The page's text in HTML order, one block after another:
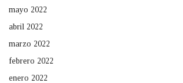
mayo 2022
abril 2022
marzo 2022
febrero 2022
enero 2022